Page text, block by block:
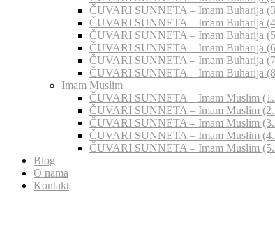
ČUVARI SUNNETA – Imam Buharija
ČUVARI SUNNETA – Imam Buharija
ČUVARI SUNNETA – Imam Buharija
ČUVARI SUNNETA – Imam Buharija
ČUVARI SUNNETA – Imam Buharija
ČUVARI SUNNETA – Imam Buharija
Imam Muslim
ČUVARI SUNNETA – Imam Muslim (1.
ČUVARI SUNNETA – Imam Muslim (2.
ČUVARI SUNNETA – Imam Muslim (3.
ČUVARI SUNNETA – Imam Muslim (4.
ČUVARI SUNNETA – Imam Muslim (5.
Blog
O nama
Kontakt